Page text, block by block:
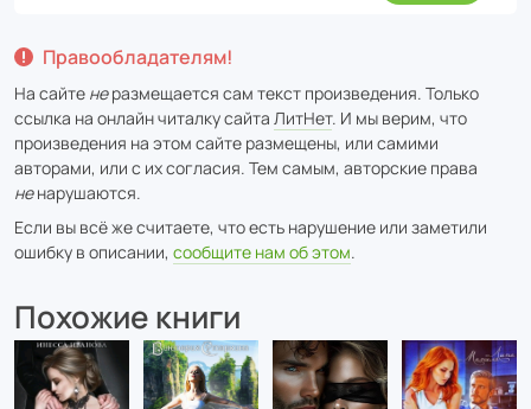
Правообладателям!
На сайте неразмещается сам текст произведения. Только
ссылка на онлайн читалку сайта ЛитНет. И мы верим, что
произведения на этом сайте размещены, или самими
авторами, или с их согласия. Тем самым, авторские права
ненарушаются.
Если вы всё же считаете, что есть нарушение или заметили
ошибку в описании, сообщите нам об этом.
Похожие книги